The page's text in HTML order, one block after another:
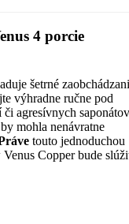
4 porcie
šetrné
výhradne ručne pod
agresívnych
by mohla nenávratne
touto jednoduchou
Copper bude